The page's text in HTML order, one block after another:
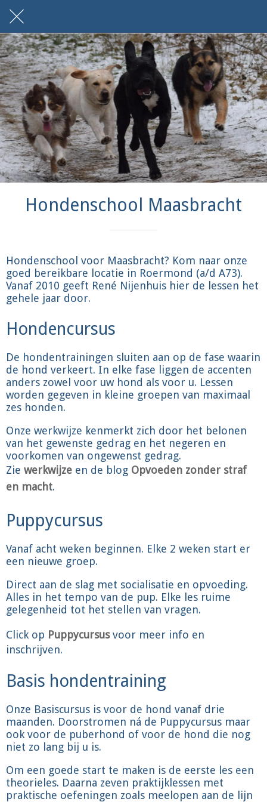
Hondenschool Maasbracht
Hondenschool voor Maasbracht? Kom naar onze
goed bereikbare locatie in Roermond (a/d A73).
Vanaf 2010 geeft René Nijenhuis hier de lessen het
gehele jaar door.
Hondencursus
De hondentrainingen sluiten aan op de fase waarin
de hond verkeert. In elke fase liggen de accenten
anders zowel voor uw hond als voor u. Lessen
worden gegeven in kleine groepen van maximaal
zes honden.
Onze werkwijze kenmerkt zich door het belonen
van het gewenste gedrag en het negeren en
voorkomen van ongewenst gedrag.
Zie werkwijze en de blog Opvoeden zonder straf
en macht.
Puppycursus
Vanaf acht weken beginnen. Elke 2 weken start er
een nieuwe groep.
Direct aan de slag met socialisatie en opvoeding.
Alles in het tempo van de pup. Elke les ruime
gelegenheid tot het stellen van vragen.
Click op Puppycursusvoor meer info en
inschrijven.
Basis hondentraining
Onze Basiscursus is voor de hond vanaf drie
maanden. Doorstromen ná de Puppycursus maar
ook voor de puberhond of voor de hond die nog
niet zo lang bij u is.
Om een goede start te maken is de eerste les een
theorieles. Daarna zeven praktijklessen met
praktische oefeningen zoals meelopen aan de lijn